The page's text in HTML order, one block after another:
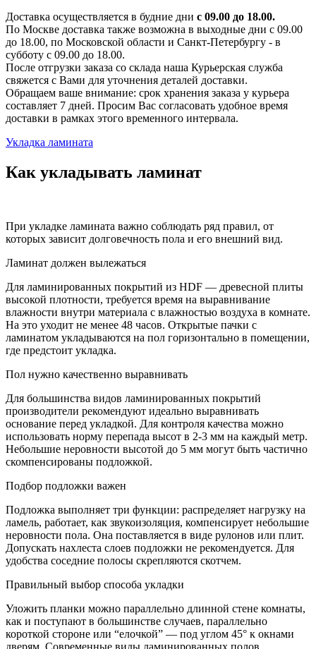
Доставка осуществляется в будние дни с 09.00 до 18.00.
По Москве доставка также возможна в выходные дни с 09.00
до 18.00, по Московской области и Санкт-Петербургу - в
субботу с 09.00 до 18.00.
После отгрузки заказа со склада наша Курьерская служба
свяжется с Вами для уточнения деталей доставки.
Обращаем ваше внимание: срок хранения заказа у курьера
составляет 7 дней. Просим Вас согласовать удобное время
доставки в рамках этого временного интервала.
Укладка ламината
Как укладывать ламинат
При укладке ламината важно соблюдать ряд правил, от
которых зависит долговечность пола и его внешний вид.
Ламинат должен вылежаться
Для ламинированных покрытий из HDF — древесной плиты
высокой плотности, требуется время на выравнивание
влажности внутри материала с влажностью воздуха в комнате.
На это уходит не менее 48 часов. Открытые пачки с
ламинатом укладываются на пол горизонтально в помещении,
где предстоит укладка.
Пол нужно качественно выравнивать
Для большинства видов ламинированных покрытий
производители рекомендуют идеально выравнивать
основание перед укладкой. Для контроля качества можно
использовать норму перепада высот в 2-3 мм на каждый метр.
Небольшие неровности высотой до 5 мм могут быть частично
скомпенсированы подложкой.
Подбор подложки важен
Подложка выполняет три функции: распределяет нагрузку на
ламель, работает, как звукоизоляция, компенсирует небольшие
неровности пола. Она поставляется в виде рулонов или плит.
Допускать нахлеста слоев подложки не рекомендуется. Для
удобства соседние полосы скрепляются скотчем.
Правильный выбор способа укладки
Уложить планки можно параллельно длинной стене комнаты,
как и поступают в большинстве случаев, параллельно
короткой стороне или “елочкой” — под углом 45° к окнами
дверям. Современные виды ламинированных полов